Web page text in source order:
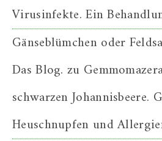
Virusinfekte. Ein
Gänseblümchen oder
Das Blog. zu
schwarzen Johannisbeere.
Heuschnupfen und